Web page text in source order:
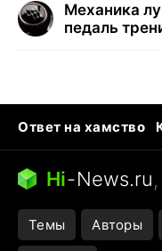
Механика
педаль
Ответ на хамство
Тунцы в
Ядовитые пауки
Открытие в Google
Hi-News.ru
Темы Авторы